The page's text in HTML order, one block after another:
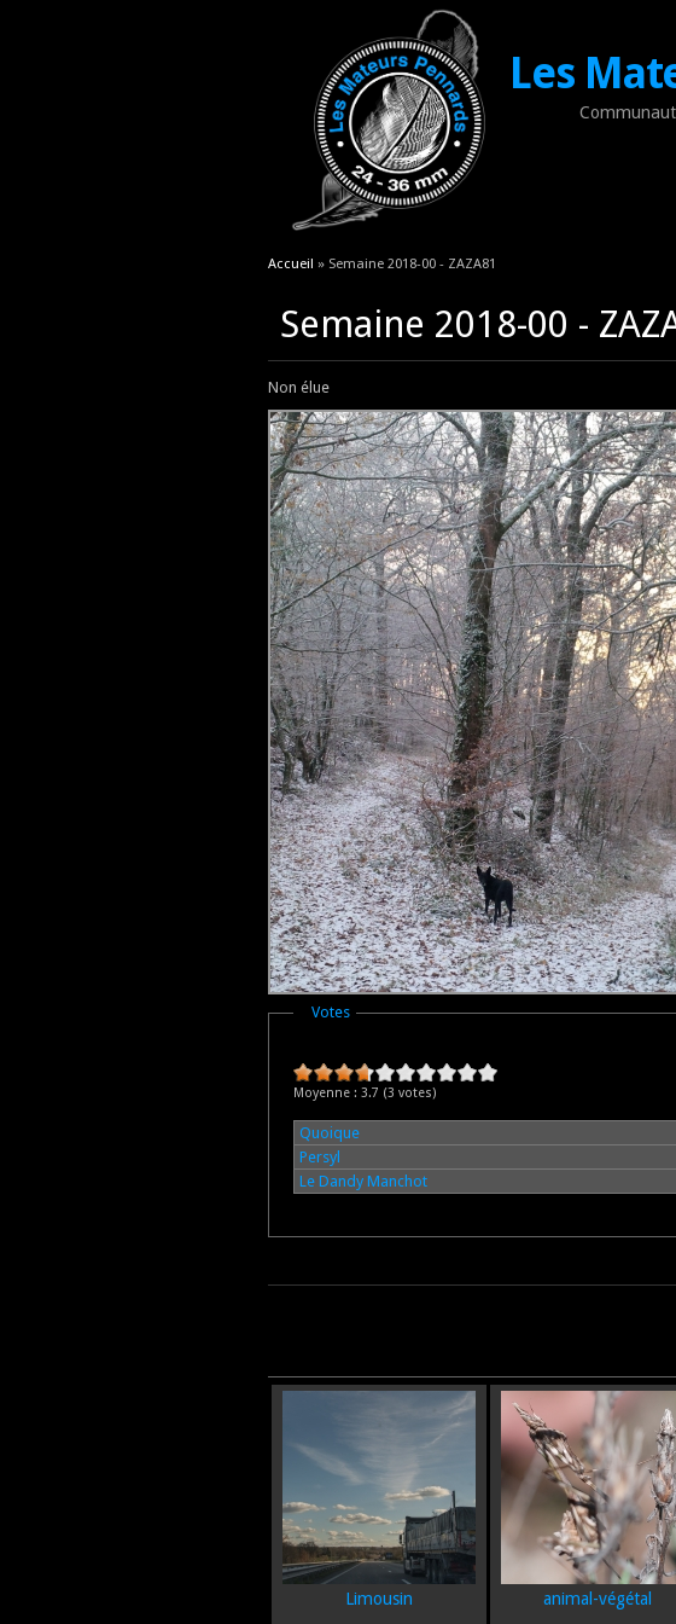
Les
Vous êtes ici
Accueil » Semaine 2018-00 - ZAZA81
Semaine 2018-00 -
Non élue
Masquer
Votes
Moyenne : 3.7 (3 votes)
Quoique
Persyl
Le Dandy Manchot
Limousin animal-végétal